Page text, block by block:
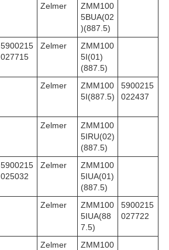
Zelmer
ZMM100
5BUA(02
)(887.5)
5900215
027715
Zelmer
ZMM100
5I(01)
(887.5)
Zelmer
ZMM100
5I(887.5)
5900215
022437
Zelmer
ZMM100
5IRU(02)
(887.5)
5900215
025032
Zelmer
ZMM100
5IUA(01)
(887.5)
Zelmer
ZMM100
5IUA(88
7.5)
5900215
027722
Zelmer
ZMM100